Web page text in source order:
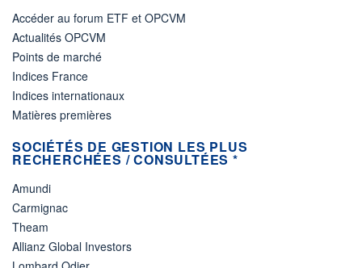
Accéder au forum ETF et OPCVM
Actualités OPCVM
Points de marché
Indices France
Indices internationaux
Matières premières
SOCIÉTÉS DE GESTION LES PLUS
RECHERCHÉES / CONSULTÉES *
Amundi
Carmignac
Theam
Allianz Global Investors